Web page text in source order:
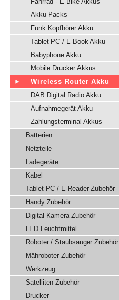
Akku Packs
Funk Kopfhörer Akku
Tablet PC / E-Book Akku
Babyphone Akku
Mobile Drucker Akkus
Wireless Router Akku
DAB Digital Radio Akku
Aufnahmegerät Akku
Zahlungsterminal Akkus
Batterien
Netzteile
Ladegeräte
Kabel
Tablet PC / E-Reader Zubehör
Handy Zubehör
Digital Kamera Zubehör
LED Leuchtmittel
Roboter / Staubsauger Zubehör
Mähroboter Zubehör
Werkzeug
Satelliten Zubehör
Drucker